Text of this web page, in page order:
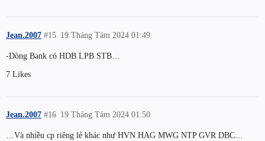
Jean.2007 19 Tháng Tám 2024 01:49
#15
-Dòng Bank có HDB LPB STB…
7 Likes
Jean.2007 19 Tháng Tám 2024 01:50
#16
…Và nhiều cp riêng lẻ khác như HVN HAG MWG NTP GVR DBC…